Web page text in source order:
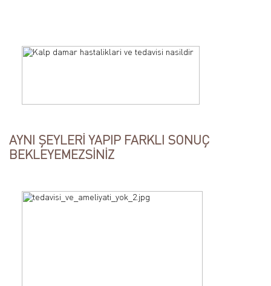
AYNI ŞEYLERİ YAPIP FARKLI SONUÇ
BEKLEYEMEZSİNİZ